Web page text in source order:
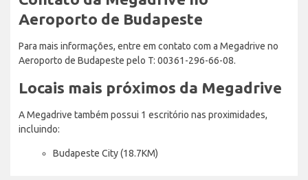
Aeroporto de Budapeste
Para mais informações, entre em contato com a Megadrive no
Aeroporto de Budapeste pelo T: 00361-296-66-08.
Locais mais próximos da Megadrive
A Megadrive também possui 1 escritório nas proximidades,
incluindo:
Budapeste City (18.7KM)